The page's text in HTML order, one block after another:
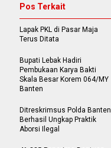
Pos Terkait
Lapak PKL di Pasar Maja
Terus Ditata
Bupati Lebak Hadiri
Pembukaan Karya Bakti
Skala Besar Korem 064/MY
Banten
Ditreskrimsus Polda Banten
Berhasil Ungkap Praktik
Aborsi Ilegal